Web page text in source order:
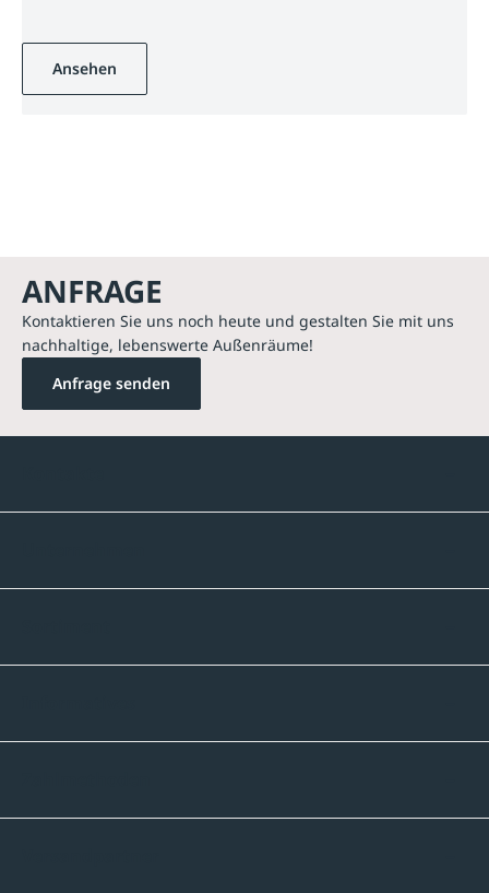
Ansehen
ANFRAGE
Kontaktieren Sie uns noch heute und gestalten Sie mit uns
nachhaltige, lebenswerte Außenräume!
Anfrage senden